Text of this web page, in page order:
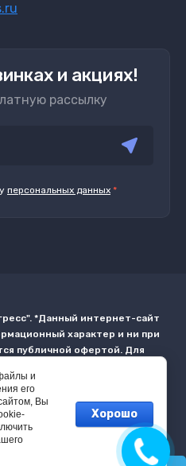
и акциях!
рассылку
персональных данных *
*Данный интернет-сайт
характер и ни при
публичной офертой. Для
в офис продаж по
8-800-300-26-29
и
его
Вы
Хорошо